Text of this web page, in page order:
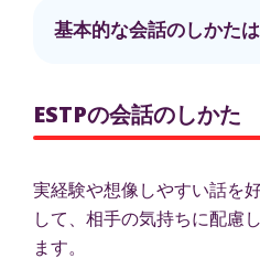
基本的な会話のしかた
ESTPの会話のしかた
実経験や想像しやすい話を
して、相手の気持ちに配慮
ます。